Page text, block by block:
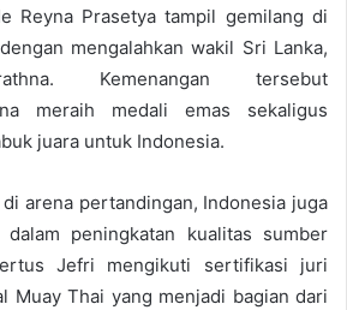
Reyna Prasetya tampil gemilang di
mengalahkan wakil Sri Lanka,
Kemenangan tersebut
meraih medali emas sekaligus
juara untuk Indonesia.
arena pertandingan, Indonesia juga
peningkatan kualitas sumber
Jefri mengikuti sertifikasi juri
Muay Thai yang menjadi bagian dari